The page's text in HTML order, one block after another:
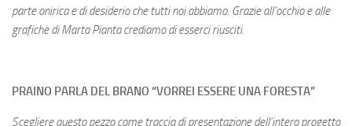
parte onirica e di desiderio che tutti noi abbiamo. Grazie all’occhio e alle
grafiche di Marta Pianta crediamo di esserci riusciti.
PRAINO PARLA DEL BRANO “VORREI ESSERE UNA FORESTA”
Scegliere questo pezzo come traccia di presentazione dell’intero progetto